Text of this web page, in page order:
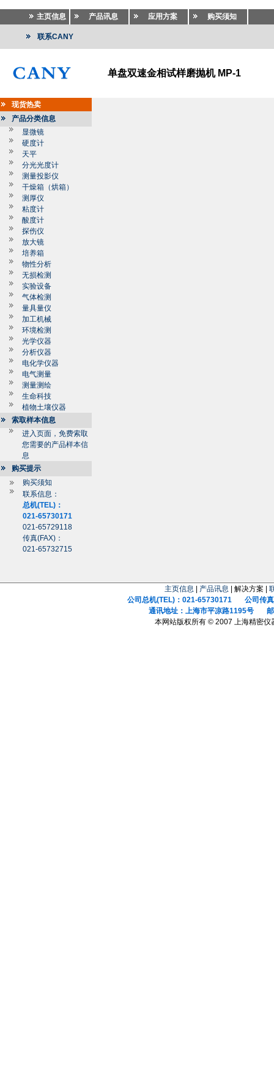
主页信息 产品讯息 应用方案 购买须知
联系CANY
单盘双速金相试样磨抛机 MP-1
现货热卖
产品分类信息
显微镜
硬度计
天平
分光光度计
测量投影仪
干燥箱（烘箱）
测厚仪
粘度计
酸度计
探伤仪
放大镜
培养箱
物性分析
无损检测
实验设备
气体检测
量具量仪
加工机械
环境检测
光学仪器
分析仪器
电化学仪器
电气测量
测量测绘
生命科技
植物土壤仪器
索取样本信息
进入页面，免费索取
您需要的产品样本信
息
购买提示
购买须知
联系信息：
总机(TEL)：
021-65730171
021-65729118
传真(FAX)：
021-65732715
主页信息 产品讯息 | 解决方案 |
公司总机(TEL)：021-65730171 公司传真
通讯地址：上海市平凉路1195号 邮
本网站版权所有 © 2007 上海精密仪